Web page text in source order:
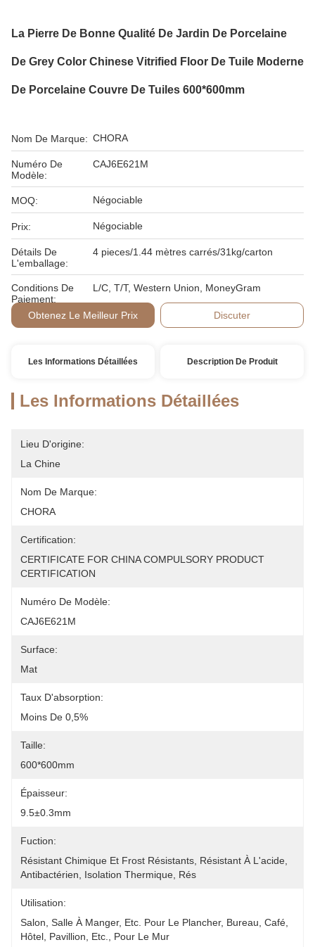
La Pierre De Bonne Qualité De Jardin De Porcelaine
De Grey Color Chinese Vitrified Floor De Tuile Moderne
De Porcelaine Couvre De Tuiles 600*600mm
Nom De Marque: CHORA
Numéro De
Modèle:
CAJ6E621M
MOQ: Négociable
Prix: Négociable
Détails De
L'emballage:
4 pieces/1.44 mètres carrés/31kg/carton
Conditions De
Paiement:
L/C, T/T, Western Union, MoneyGram
Obtenez Le Meilleur Prix Discuter
Les Informations Détaillées Description De Produit
Les Informations Détaillées
Lieu D'origine:
La Chine
Nom De Marque:
CHORA
Certification:
CERTIFICATE FOR CHINA COMPULSORY PRODUCT
CERTIFICATION
Numéro De Modèle:
CAJ6E621M
Surface:
Mat
Taux D'absorption:
Moins De 0,5%
Taille:
600*600mm
Épaisseur:
9.5±0.3mm
Fuction:
Résistant Chimique Et Frost Résistants, Résistant À L'acide,
Antibactérien, Isolation Thermique, Rés
Utilisation:
Salon, Salle À Manger, Etc. Pour Le Plancher, Bureau, Café,
Hôtel, Pavillion, Etc., Pour Le Mur